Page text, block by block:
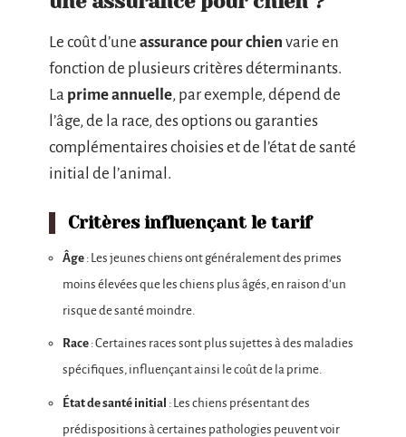
Le coût d’une assurance pour chien varie en
fonction de plusieurs critères déterminants.
La prime annuelle, par exemple, dépend de
l’âge, de la race, des options ou garanties
complémentaires choisies et de l’état de santé
initial de l’animal.
Critères influençant le tarif
Âge : Les jeunes chiens ont généralement des primes
moins élevées que les chiens plus âgés, en raison d’un
risque de santé moindre.
Race : Certaines races sont plus sujettes à des maladies
spécifiques, influençant ainsi le coût de la prime.
État de santé initial : Les chiens présentant des
prédispositions à certaines pathologies peuvent voir